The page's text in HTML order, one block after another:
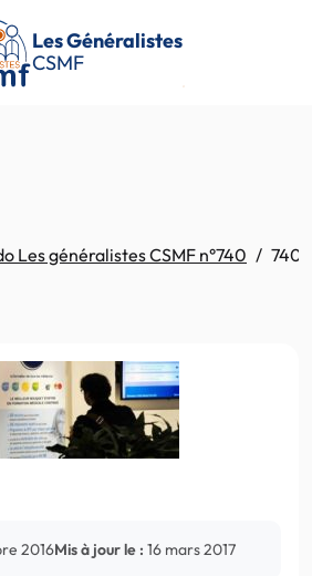
Les Généralistes
CSMF
Les généralistes CSMF n°740
2016Mis à jour le : 16 mars 2017